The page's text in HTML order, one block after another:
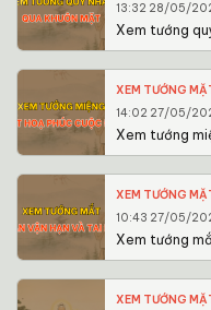
13:32 28/05/
Xem tướng
XEM TƯỚNG
14:02 27/05/
Xem tướng
XEM TƯỚNG
10:43 27/05/
Xem tướng
XEM TƯỚNG